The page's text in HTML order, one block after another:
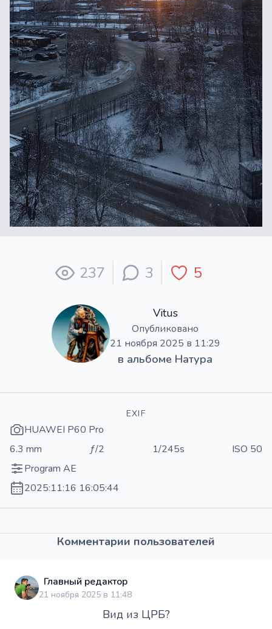
237 3 5
Vitus
Опубликовано
21 ноября 2025 в 11:29
в альбоме Натура
EXIF
HUAWEI P60 Pro
6.3 mm
ƒ/2 1/245s
ISO 50
Program AE
2025:11:16 16:05:44
Комментарии пользователей
Главный редактор
21 ноября 2025 в 11:48
Вид из ЦРБ?